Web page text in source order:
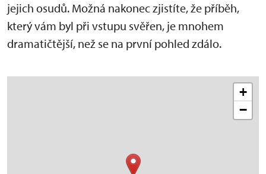
jejich osudů. Možná nakonec zjistíte, že příběh,
který vám byl při vstupu svěřen, je mnohem
dramatičtější, než se na první pohled zdálo.
+
−